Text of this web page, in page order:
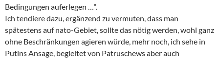
Bedingungen auferlegen …“.
Ich tendiere dazu, ergänzend zu vermuten, dass man
spätestens auf nato-Gebiet, sollte das nötig werden, wohl ganz
ohne Beschränkungen agieren würde, mehr noch, ich sehe in
Putins Ansage, begleitet von Patruschews aber auch